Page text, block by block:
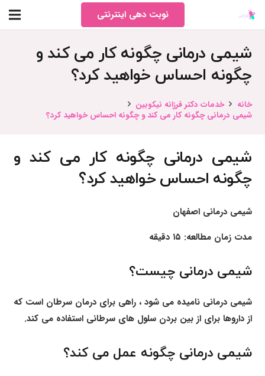
نوبت دهی اینترنتی
شیمی درمانی چگونه کار می کند و
چگونه احساس خواهید کرد؟
خانه
خدمات دکتر فرزانه نیکوبین
شیمی درمانی چگونه کار می کند و چگونه احساس خواهید کرد؟
شیمی درمانی چگونه کار می کند و
چگونه احساس خواهید کرد؟
شیمی درمانی اصفهان
مدت زمان مطالعه: ۱۵ دقیقه
شیمی درمانی چیست؟
شیمی درمانی نامیده می شود ، راهی برای درمان سرطان است که
از داروها برای از بین بردن سلول های سرطانی استفاده می کند.
شیمی درمانی چگونه عمل می کند؟